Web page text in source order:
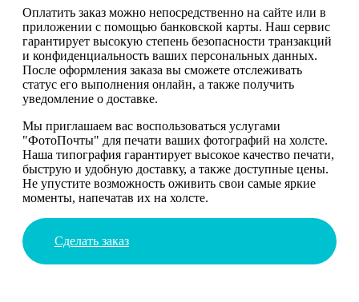
Оплатить заказ можно непосредственно на сайте или в
приложении с помощью банковской карты. Наш сервис
гарантирует высокую степень безопасности транзакций
и конфиденциальность ваших персональных данных.
После оформления заказа вы сможете отслеживать
статус его выполнения онлайн, а также получить
уведомление о доставке.
Мы приглашаем вас воспользоваться услугами
"ФотоПочты" для печати ваших фотографий на холсте.
Наша типография гарантирует высокое качество печати,
быструю и удобную доставку, а также доступные цены.
Не упустите возможность оживить свои самые яркие
моменты, напечатав их на холсте.
Сделать заказ